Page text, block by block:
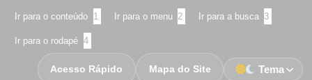
Ir para o conteúdo 1 Ir para o menu 2 Ir para a busca 3
Ir para o rodapé 4
Acesso Rápido Mapa do Site Tema